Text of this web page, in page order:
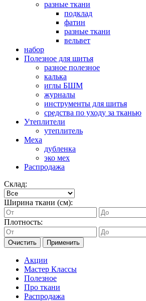
разные ткани
подклад
фатин
разные ткани
вельвет
набор
Полезное для шитья
разное полезное
калька
иглы БШМ
журналы
инструменты для шитья
средства по уходу за тканью
Утеплители
утеплитель
Меха
дубленка
эко мех
Распродажа
Склад:
Ширина ткани (см):
Плотность:
Очистить Применить
Акции
Мастер Классы
Полезное
Про ткани
Распродажа